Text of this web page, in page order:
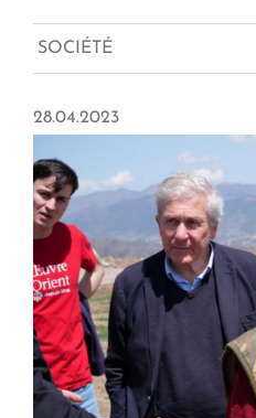
SOCIÉTÉ
28.04.2023